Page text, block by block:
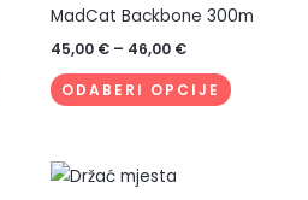
MadCat Backbone 300m
45,00 € – 46,00 €
ODABERI OPCIJE
varijanti.
Opcije
se
mogu
na